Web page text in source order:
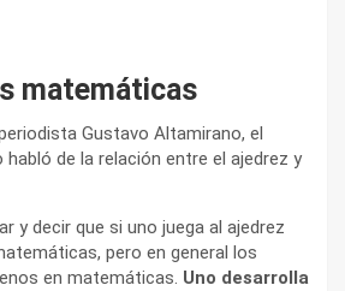
matemáticas
Gustavo Altamirano, el
de la relación entre el ajedrez y
y decir que si uno juega al ajedrez
pero en general los
en matemáticas. Uno desarrolla